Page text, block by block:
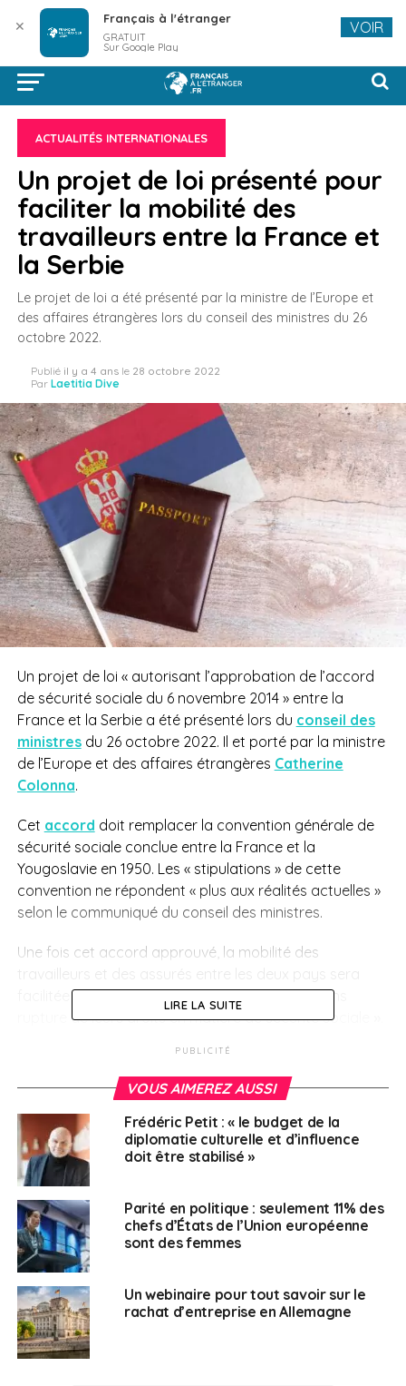
ACTUALITÉS INTERNATIONALES
Un projet de loi présenté pour
faciliter la mobilité des
travailleurs entre la France et
la Serbie
Le projet de loi a été présenté par la ministre de l’Europe et
des affaires étrangères lors du conseil des ministres du 26
octobre 2022.
Publié il y a 4 ans le 28 octobre 2022
Par Laetitia Dive
Un projet de loi « autorisant l’approbation de l’accord
de sécurité sociale du 6 novembre 2014 » entre la
France et la Serbie a été présenté lors du conseil des
ministresdu 26 octobre 2022. Il et porté par la ministre
de l’Europe et des affaires étrangères Catherine
Colonna.
Cet accord doit remplacer la convention générale de
sécurité sociale conclue entre la France et la
Yougoslavie en 1950. Les « stipulations » de cette
convention ne répondent « plus aux réalités actuelles »
selon le communiqué du conseil des ministres.
Une fois cet accord approuvé, la mobilité des
facilitée puisqu’elle « s’effectuera désormais sans
rupture de leurs droits en matière de sécurité sociale
en Serbie bénéficieront également de cet accord.
SUJETS ASSOCIÉS: ENTREPRISES
FEATURED
GOUVERNEMENT
SERBIE TRAVAILLEURS
A SUIVRE
Les limites de l’élection partielle : l’exemple de la
4e circonscription du Canada
NE RATEZ PAS
Les derniers conseils aux voyageurs du Quai
d’Orsay
Laetitia Dive
LIRE LA SUITE
PUBLICITÉ
VOUS AIMEREZ AUSSI
Frédéric Petit : « le budget de la
diplomatie culturelle et d’influence
doit être stabilisé »
Parité en politique : seulement 11% des
chefs d’États de l’Union européenne
sont des femmes
Un webinaire pour tout savoir sur le
rachat d’entreprise en Allemagne
✕ Français à l'étranger
GRATUIT
Sur Google Play
VOIR